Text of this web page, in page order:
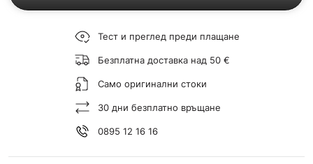
Тест и преглед преди плащане
Безплатна доставка над 50 €
Само оригинални стоки
30 дни безплатно връщане
0895 12 16 16